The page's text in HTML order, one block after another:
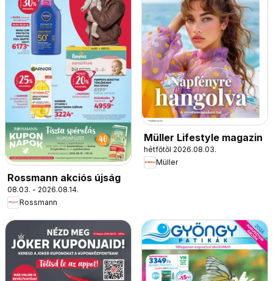
Rossmann akciós újság
08.03. - 2026.08.14.
Rossmann
Müller Lifestyle magazin
hétfőtől 2026.08.03.
Müller